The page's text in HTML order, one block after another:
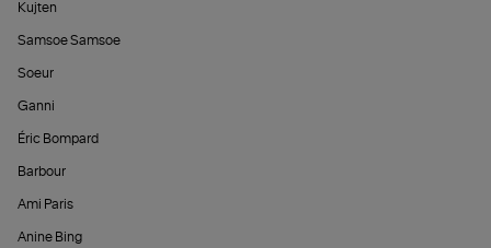
Kujten
Samsoe Samsoe
Soeur
Ganni
Éric Bompard
Barbour
Ami Paris
Anine Bing